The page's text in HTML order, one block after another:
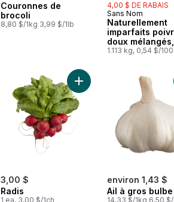
Couronnes de
brocoli
8,80 $/1kg 3,99 $/1lb
4,00 $ DE RABAIS
Sans Nom
Naturellement
imparfaits
doux
de 2,5 lbs
1.113 kg, 0,54 $/
3,00 $
Radis
1 ea, 3,00 $/1ch
Ajouter Radis au panier
environ 1,43 $
Ail à gros bulbe
14,33 $/1kg 6,50 $/